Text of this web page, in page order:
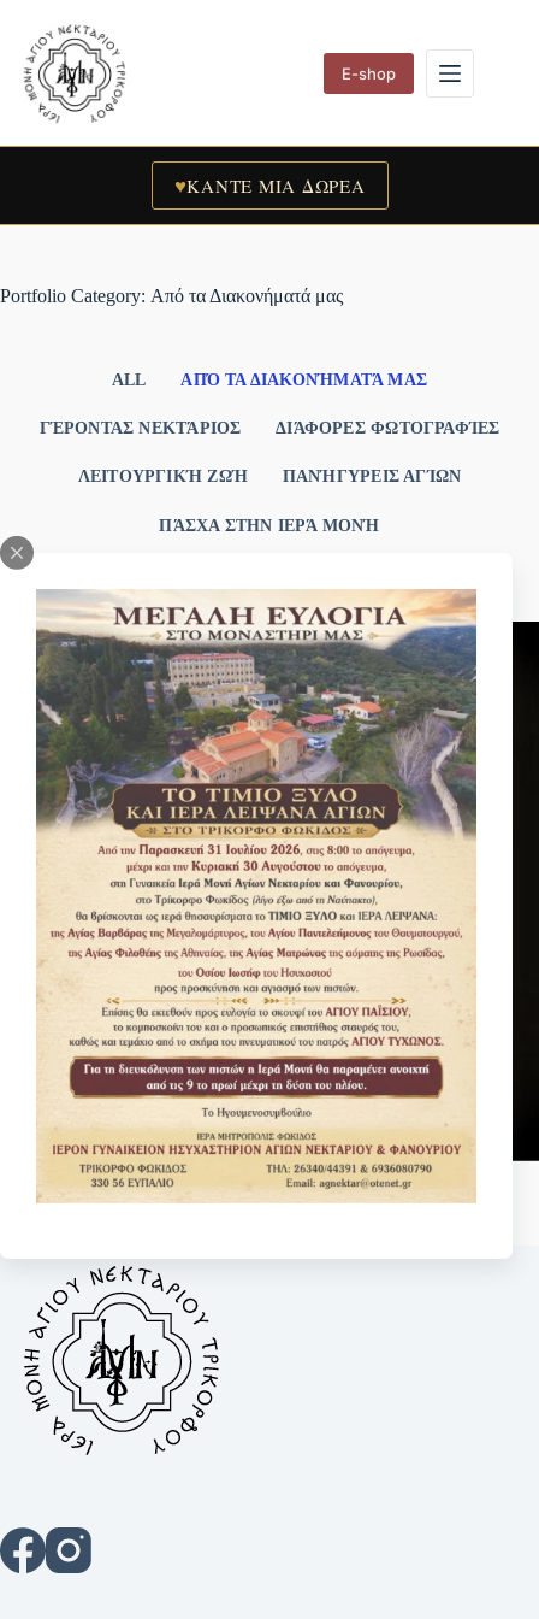
content
E-shop
♥ΚΑΝΤΕ ΜΙΑ ΔΩΡΕΑ
Portfolio Category: Από τα Διακονήματά μας
ALL ΑΠΌ ΤΑ ΔΙΑΚΟΝΉΜΑΤΆ ΜΑΣ
ΓΈΡΟΝΤΑΣ ΝΕΚΤΆΡΙΟΣ ΔΙΆΦΟΡΕΣ ΦΩΤΟΓΡΑΦΊΕΣ
ΛΕΙΤΟΥΡΓΙΚΉ ΖΩΉ ΠΑΝΉΓΥΡΕΙΣ ΑΓΊΩΝ
ΠΆΣΧΑ ΣΤΗΝ ΙΕΡΆ ΜΟΝΉ